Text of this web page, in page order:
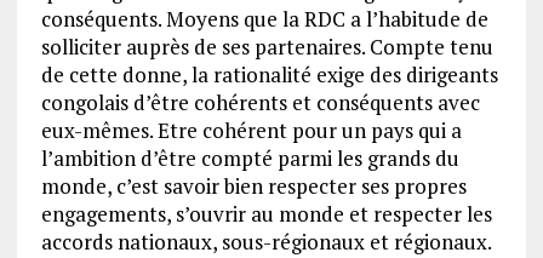
conséquents. Moyens que la RDC a l’habitude de
solliciter auprès de ses partenaires. Compte tenu
de cette donne, la rationalité exige des dirigeants
congolais d’être cohérents et conséquents avec
eux-mêmes. Etre cohérent pour un pays qui a
l’ambition d’être compté parmi les grands du
monde, c’est savoir bien respecter ses propres
engagements, s’ouvrir au monde et respecter les
accords nationaux, sous-régionaux et régionaux.